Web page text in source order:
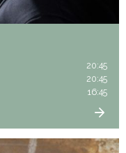
20:45
20:45
16:45